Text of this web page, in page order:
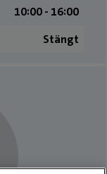
10:00 ­- 16:00
Stängt